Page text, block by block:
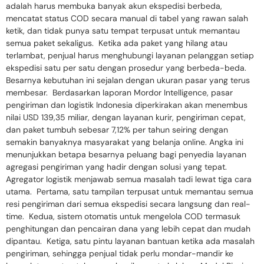
adalah harus membuka banyak akun ekspedisi berbeda,
mencatat status COD secara manual di tabel yang rawan salah
ketik, dan tidak punya satu tempat terpusat untuk memantau
semua paket sekaligus. Ketika ada paket yang hilang atau
terlambat, penjual harus menghubungi layanan pelanggan setiap
ekspedisi satu per satu dengan prosedur yang berbeda-beda.
Besarnya kebutuhan ini sejalan dengan ukuran pasar yang terus
membesar. Berdasarkan laporan Mordor Intelligence, pasar
pengiriman dan logistik Indonesia diperkirakan akan menembus
nilai USD 139,35 miliar, dengan layanan kurir, pengiriman cepat,
dan paket tumbuh sebesar 7,12% per tahun seiring dengan
semakin banyaknya masyarakat yang belanja online. Angka ini
menunjukkan betapa besarnya peluang bagi penyedia layanan
agregasi pengiriman yang hadir dengan solusi yang tepat.
Agregator logistik menjawab semua masalah tadi lewat tiga cara
utama. Pertama, satu tampilan terpusat untuk memantau semua
resi pengiriman dari semua ekspedisi secara langsung dan real-
time. Kedua, sistem otomatis untuk mengelola COD termasuk
penghitungan dan pencairan dana yang lebih cepat dan mudah
dipantau. Ketiga, satu pintu layanan bantuan ketika ada masalah
pengiriman, sehingga penjual tidak perlu mondar-mandir ke